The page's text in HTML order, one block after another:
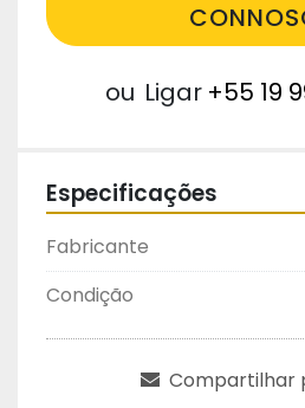
ou Ligar +55 19
Especificações
Fabricante
Condição
Compartilhar